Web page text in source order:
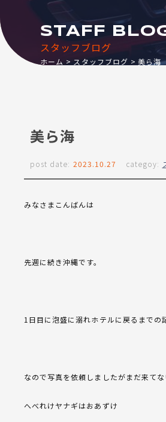
スタッフブログ
STAFF
ホーム スタッフブログ 美ら海
美ら海
post date: 2023.10.27 categoy:
みなさまこんばんは
先週に続き沖縄です。
1日目に泡盛に溺れホテルに戻るまでの
なので写真を依頼しましたがまだ来てな
へべれけヤナギはおあずけ